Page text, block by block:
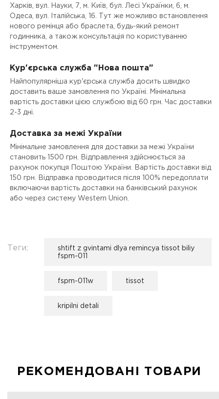
Харків, вул. Науки, 7, м. Київ, бул. Лесі Українки, 6, м.
Одеса, вул. Італійська, 16. Тут же можливо встановлення
нового ремінця або браслета, будь-який ремонт
годинника, а також консультація по користуванню
інструментом.
Кур'єрська служба "Нова пошта"
Найпопулярніша кур'єрська служба досить швидко
доставить ваше замовлення по Україні. Мінімальна
вартість доставки цією службою від 60 грн. Час доставки
2-3 дні.
Доставка за межі України
Мінімальне замовлення для доставки за межі України
становить 1500 грн. Відправлення здійснюється за
рахунок покупця Поштою України. Вартість доставки від
150 грн. Відправка проводитися після 100% передоплати
включаючи вартість доставки на банківський рахунок
або через систему Western Union.
Теги:
shtift z gvintami dlya remincya tissot biliy
fspm-011
fspm-011w tissot
kripilni detali
РЕКОМЕНДОВАНІ ТОВАРИ